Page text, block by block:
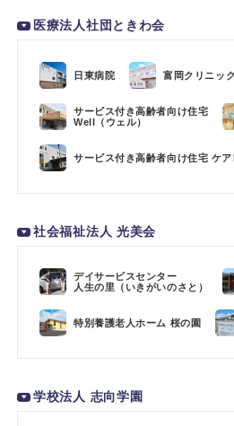
医療法人社団ときわ会
日東病院 富岡クリニック
サービス付き高齢者向け住宅
Well（ウェル）
サービス付き高齢者向け住宅 ケ
社会福祉法人 光美会
デイサービスセンター
人生の里（いきがいのさと）
特別養護老人ホーム 桜の園
学校法人 志向学園